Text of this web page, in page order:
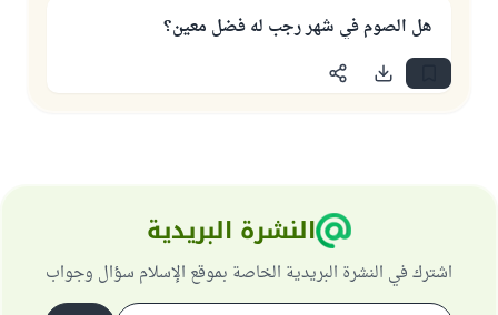
هل الصوم في شهر رجب له فضل معين؟
النشرة البريدية
اشترك في النشرة البريدية الخاصة بموقع الإسلام سؤال وجواب